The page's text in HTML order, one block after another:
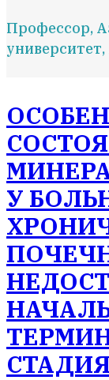
Профессор,
У